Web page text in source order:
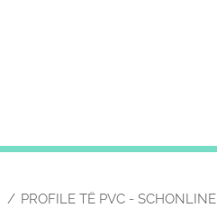
PROFILE TË PVC - SCHONLINE